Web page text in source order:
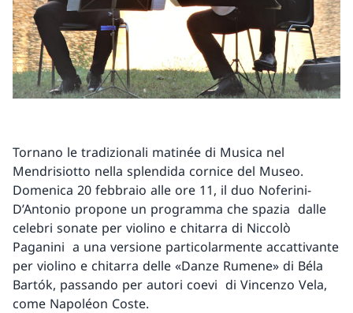
Tornano le tradizionali matinée di Musica nel
Mendrisiotto nella splendida cornice del Museo.
Domenica 20 febbraio alle ore 11, il duo Noferini-
D’Antonio propone un programma che spazia dalle
celebri sonate per violino e chitarra di Niccolò
Paganini a una versione particolarmente accattivante
per violino e chitarra delle «Danze Rumene» di Béla
Bartók, passando per autori coevi di Vincenzo Vela,
come Napoléon Coste.